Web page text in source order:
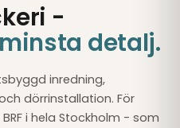
-
detalj.
inredning,
dörrinstallation. För
i hela Stockholm - som